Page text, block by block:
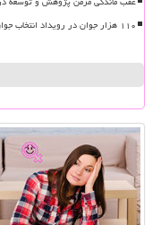
۱۱۰ هزار جوان در رویداد انتخاب جوان سال نام نویسی کردند